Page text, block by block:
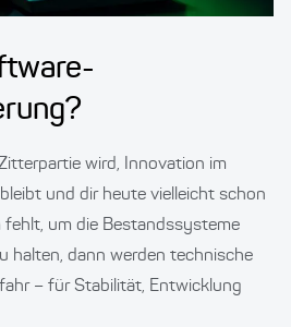
wird, Innovation im
und dir heute vielleicht schon
fehlt, um die Bestandssysteme
halten, dann werden technische
– für Stabilität, Entwicklung